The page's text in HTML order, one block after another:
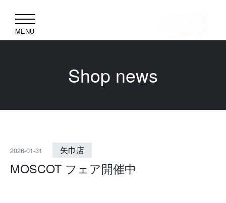
MENU
Shop news
2026-01-31 矢巾店
MOSCOT フェア開催中